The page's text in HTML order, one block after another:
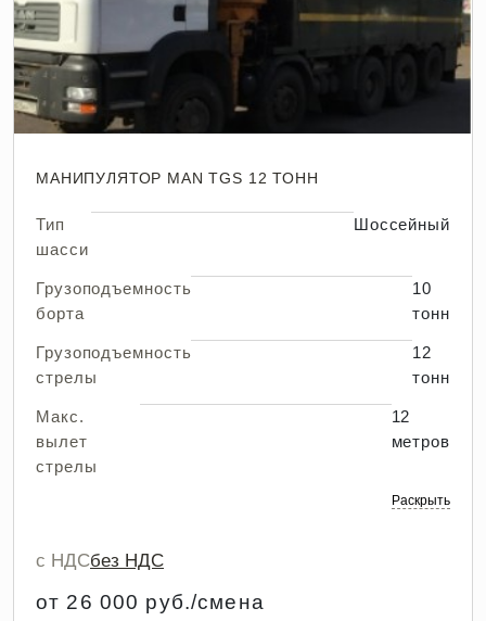
МАНИПУЛЯТОР MAN TGS 12 ТОНН
Тип
шасси
Шоссейный
Грузоподъемность
борта
10
тонн
Грузоподъемность
стрелы
12
тонн
Макс.
вылет
стрелы
12
метров
Раскрыть
с НДСбез НДС
от 26 000 руб./смена